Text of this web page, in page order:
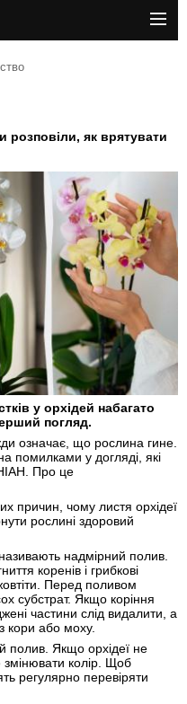
розповіли, як врятувати
у орхідей набагато
погляд.
означає, що рослина гине.
помилками у догляді, які
Про це
причин, чому листя орхідеї
рослині здоровий
надмірний полив.
коренів і грибкові
Перед поливом
субстрат. Якщо коріння
частини слід видалити, а
кори або моху.
полив. Якщо орхідеї не
змінювати колір. Щоб
регулярно перевіряти